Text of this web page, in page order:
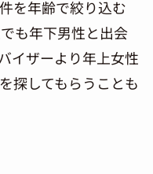
を年齢で絞り込む
も年下男性と出会
イザーより年上女性
探してもらうことも